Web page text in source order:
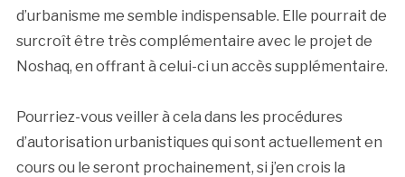
d’urbanisme me semble indispensable. Elle pourrait de
surcroît être très complémentaire avec le projet de
Noshaq, en offrant à celui-ci un accès supplémentaire.
Pourriez-vous veiller à cela dans les procédures
d’autorisation urbanistiques qui sont actuellement en
cours ou le seront prochainement, si j’en crois la